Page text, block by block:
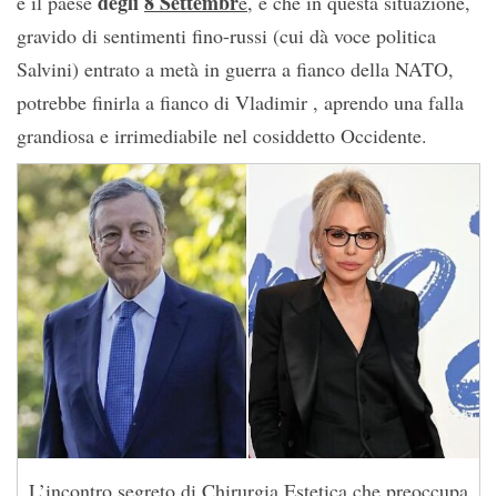
gravido di sentimenti fino-russi (cui dà voce politica
Salvini) entrato a metà in guerra a fianco della NATO,
potrebbe finirla a fianco di Vladimir , aprendo una falla
grandiosa e irrimediabile nel cosiddetto Occidente.
L’incontro segreto di Chirurgia Estetica che preoccupa